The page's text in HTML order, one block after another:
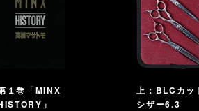
１巻「MINX
」
上：BLCカッ
シザー6.3